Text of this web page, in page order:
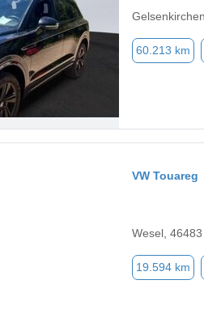
60.213 km
VW Touareg
Wesel, 46483
19.594 km